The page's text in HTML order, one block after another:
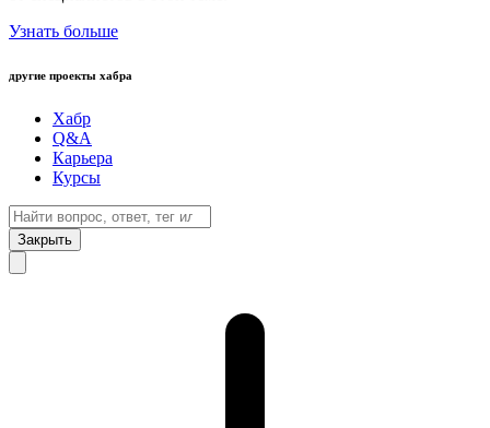
Узнать больше
другие проекты хабра
Хабр
Q&A
Карьера
Курсы
Закрыть